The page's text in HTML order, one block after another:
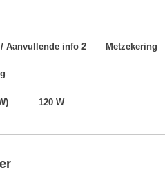
/ Aanvullende info 2 Metzekering
(W) 120 W